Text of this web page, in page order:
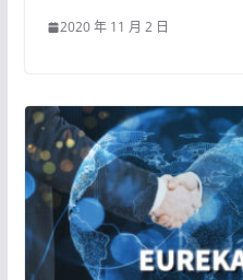
2020 年 11 月 2 日